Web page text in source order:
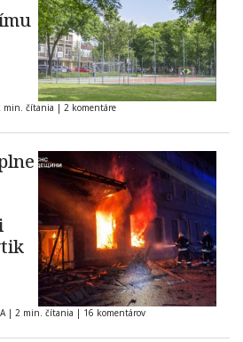
min. čítania | 2 komentáre
| 2 min. čítania | 16 komentárov